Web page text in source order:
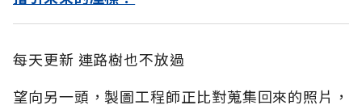
每天更新 連路樹也不放過
望向另一頭，製圖工程師正比對蒐集回來的照片，